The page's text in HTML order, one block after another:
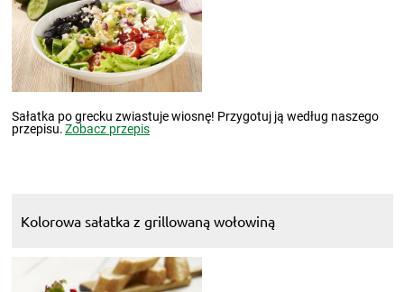
Sałatka po grecku zwiastuje wiosnę! Przygotuj ją według naszego
przepisu.Zobacz przepis
Kolorowa sałatka z grillowaną wołowiną